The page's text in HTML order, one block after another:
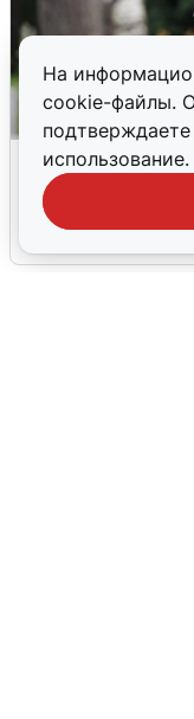
На
cookie-файлы.
использование.
мобильного
6 августа 0